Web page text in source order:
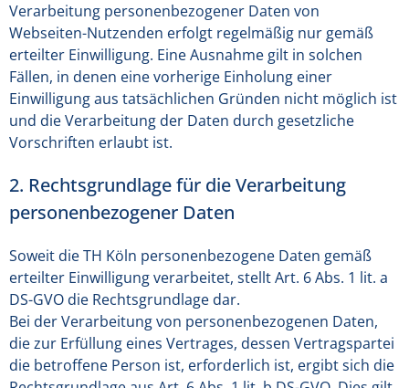
Verarbeitung personenbezogener Daten von
Webseiten-Nutzenden erfolgt regelmäßig nur gemäß
erteilter Einwilligung. Eine Ausnahme gilt in solchen
Fällen, in denen eine vorherige Einholung einer
Einwilligung aus tatsächlichen Gründen nicht möglich ist
und die Verarbeitung der Daten durch gesetzliche
Vorschriften erlaubt ist.
2. Rechtsgrundlage für die Verarbeitung
personenbezogener Daten
Soweit die TH Köln personenbezogene Daten gemäß
erteilter Einwilligung verarbeitet, stellt Art. 6 Abs. 1 lit. a
DS-GVO die Rechtsgrundlage dar.
Bei der Verarbeitung von personenbezogenen Daten,
die zur Erfüllung eines Vertrages, dessen Vertragspartei
die betroffene Person ist, erforderlich ist, ergibt sich die